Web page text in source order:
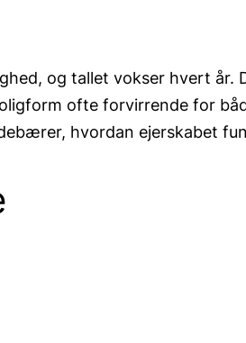
og tallet vokser hvert
ofte forvirrende for
hvordan ejerskabet